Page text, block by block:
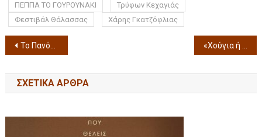
ΠΕΠΠΑ ΤΟ ΓΟΥΡΟΥΝΑΚΙ
Τρύφων Κεχαγιάς
Φεστιβάλ Θάλασσας
Χάρης Γκατζόφλιας
Το Πανόραμα Κινηματογράφου επιστρέφει για 38η χρονιά από τις 20 έως τις 26 Νοεμβρίου με ένα πλούσιο πρόγραμμα προβολών και αφιερωμάτων. «Χούγια ή Θάνατος» Η Σοφία Μουτίδου στο καλοκαιρινό της tour σε Λήμνο και Σάμο
ΣΧΕΤΙΚΆ ΆΡΘΡΑ